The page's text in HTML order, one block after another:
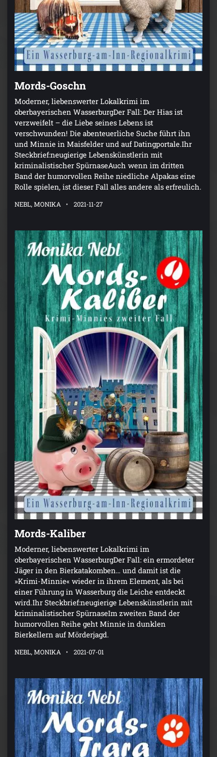
Mords-Goschn
Moderner, liebenswerter Lokalkrimi im
oberbayerischen WasserburgDer Fall: Der Hias ist
verzweifelt – die Liebe seines Lebens ist
verschwunden! Die abenteuerliche Suche führt ihn
und Minnie in Maisfelder und auf Datingportale.Ihr
Steckbrief:neugierige Lebenskünstlerin mit
kriminalistischer SpürnaseAuch wenn im dritten
Band der humorvollen Reihe niedliche Alpakas eine
Rolle spielen, ist dieser Fall alles andere als erfreulich.
NEBL, MONIKA 2021-11-27
Mords-Kaliber
Moderner, liebenswerter Lokalkrimi im
oberbayerischen WasserburgDer Fall: ein ermordeter
Jäger in den Bierkatakomben… und damit ist die
»Krimi-Minnie« wieder in ihrem Element, als bei
einer Führung in Wasserburg die Leiche entdeckt
wird.Ihr Steckbrief:neugierige Lebenskünstlerin mit
kriminalistischer SpürnaseIm zweiten Band der
humorvollen Reihe geht Minnie in dunklen
Bierkellern auf Mörderjagd.
NEBL, MONIKA 2021-07-01